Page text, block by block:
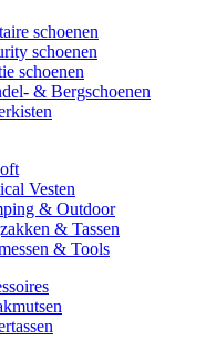
schoe­nen
schoenen
schoenen
& Berg­­schoenen
Ves­ten
& Outdoor
& Tassen
& Tools